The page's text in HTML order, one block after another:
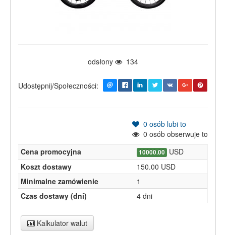
odsłony 134
Udostępnij/Społeczności:
0 osób lubi to
0 osób obserwuje to
Cena promocyjna
10000.00 USD
Koszt dostawy
150.00 USD
Minimalne zamówienie
1
Czas dostawy (dni)
4 dni
Kalkulator walut